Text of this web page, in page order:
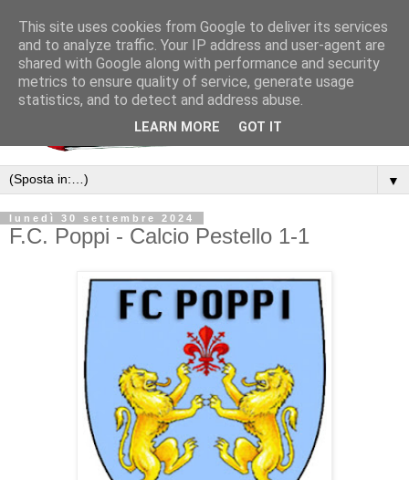
▼
lunedì 30 settembre 2024
F.C. Poppi - Calcio Pestello 1-1
This site uses cookies from Google to deliver its services
and to analyze traffic. Your IP address and user-agent are
shared with Google along with performance and security
metrics to ensure quality of service, generate usage
statistics, and to detect and address abuse.
LEARN MORE GOT IT